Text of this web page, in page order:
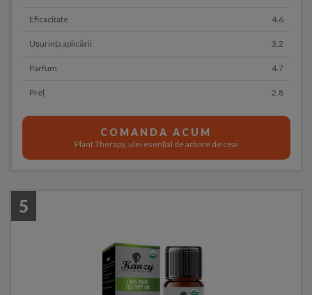
Eficacitate 4.6
Ușurința aplicării 3.2
Parfum 4.7
Preț 2.8
COMANDA ACUM
Plant Therapy, ulei esențial de arbore de ceai
5